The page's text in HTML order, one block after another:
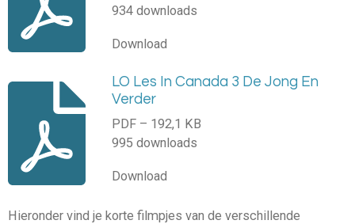
934 downloads
Download
LO Les In Canada 3 De Jong En
Verder
PDF – 192,1 KB
995 downloads
Download
Hieronder vind je korte filmpjes van de verschillende